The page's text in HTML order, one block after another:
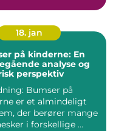
18. jan
på kinderne: En
analyse og
perspektiv
Bumser på
er et almindeligt
der berører mange
i forskellige ...